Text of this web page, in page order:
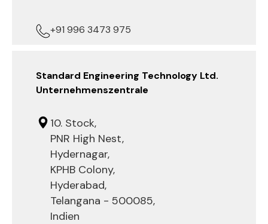
+91 996 3473 975
Standard Engineering Technology Ltd.
Unternehmenszentrale
10. Stock,
PNR High Nest,
Hydernagar,
KPHB Colony,
Hyderabad,
Telangana - 500085,
Indien